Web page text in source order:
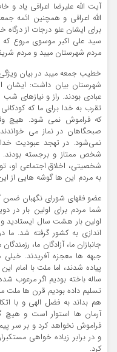
آیت الله علیرضا اعرافی یاد
الله اعرافی و همچنین ائمه
برای ایشان علو درجات از
سید علی اکبر موسوی مروع
مردم شهرستان میبد و مردم
خطیب جمعه میبد در بیان
شهرستان بیان داشت: ایشان
عبادی بودند. راز و نیازهای
تقرب به خدا برای ما که
که فراموش نمی شود. هیچ
صبحگاهان در نماز می
نمی‌شود. در تهجد عبودیت
شخص ممتاز و برجسته بودند.
شخصیتی، اخلاق اجتماعی او،
به مردم این ها گوشه هایی از
عضو فقهای شورای نگهبان
شما مردم برای اولین بار در
اولین بار هشت سال
اندازی به کشور گرفته شد. ما
جانبازان ما، آزادگان ما،
جبهه ها معجزه آفریدند.
پیاده شدند، اما ملت با امام
ساله باخته بودیم اگر مرعوب
تسلیم داده بودیم قرن ها ملت
هم بداند به فضل الهی و با
آرمان ها استوار است و
فراموش نخواهد کرد و بر سر
و در برابر زیاده خواهی
کرد.